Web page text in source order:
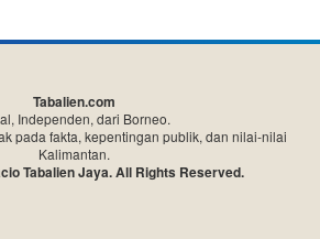
Tabalien.com
Independen, dari Borneo.
pada fakta, kepentingan publik, dan nilai-nilai
Kalimantan.
Tabalien Jaya. All Rights Reserved.